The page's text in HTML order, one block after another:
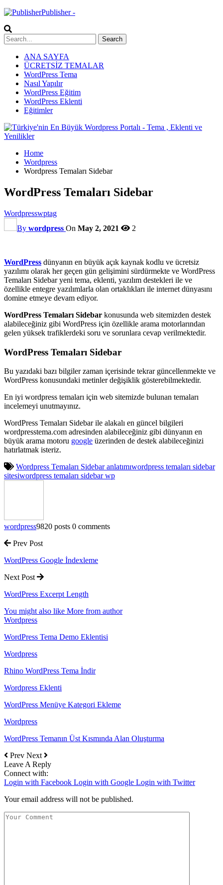
Publisher -
ANA SAYFA
ÜCRETSİZ TEMALAR
WordPress Tema
Nasıl Yapılır
WordPress Eğitim
WordPress Eklenti
Eğitimler
Home
Wordpress
Wordpress Temaları Sidebar
WordPress Temaları Sidebar
Wordpresswptag
By wordpress On May 2, 2021 2
WordPress dünyanın en büyük açık kaynak kodlu ve ücretsiz
yazılımı olarak her geçen gün gelişimini sürdürmekte ve WordPress
Temaları Sidebar yeni tema, eklenti, yazılım destekleri ile ve
özellikle entegre yazılımlarla olan ortaklıkları ile internet dünyasını
domine etmeye devam ediyor.
WordPress Temaları Sidebar konusunda web sitemizden destek
alabileceğiniz gibi WordPress için özellikle arama motorlarından
gelen yüksek trafiklerdeki soru ve sorunlara cevap verilmektedir.
WordPress Temaları Sidebar
Bu yazıdaki bazı bilgiler zaman içerisinde tekrar güncellenmekte ve
WordPress konusundaki metinler değişiklik gösterebilmektedir.
En iyi wordpress temaları için web sitemizde bulunan temaları
incelemeyi unutmayınız.
WordPress Temaları Sidebar ile alakalı en güncel bilgileri
wordpresstema.com adresinden alabileceğiniz gibi dünyanın en
büyük arama motoru google üzerinden de destek alabileceğinizi
hatırlatmak isteriz.
Wordpress Temaları Sidebar anlatımıwordpress temaları sidebar
sitesiwordpress temaları sidebar wp
wordpress9820 posts 0 comments
Prev Post
WordPress Google İndexleme
Next Post
WordPress Excerpt Length
You might also like More from author
Wordpress
WordPress Tema Demo Eklentisi
Wordpress
Rhino WordPress Tema İndir
Wordpress Eklenti
WordPress Menüye Kategori Ekleme
Wordpress
WordPress Temanın Üst Kısmında Alan Oluşturma
Prev Next
Leave A Reply
Connect with:
Login with Facebook Login with Google Login with Twitter
Your email address will not be published.